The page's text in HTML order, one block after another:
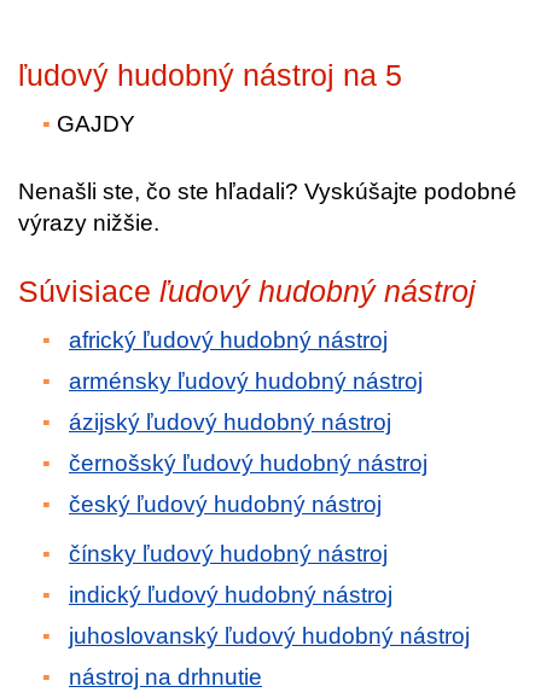
ľudový hudobný nástroj na 5
GAJDY
Nenašli ste, čo ste hľadali? Vyskúšajte podobné
výrazy nižšie.
Súvisiace ľudový hudobný nástroj
africký ľudový hudobný nástroj
arménsky ľudový hudobný nástroj
ázijský ľudový hudobný nástroj
černošský ľudový hudobný nástroj
český ľudový hudobný nástroj
čínsky ľudový hudobný nástroj
indický ľudový hudobný nástroj
juhoslovanský ľudový hudobný nástroj
nástroj na drhnutie